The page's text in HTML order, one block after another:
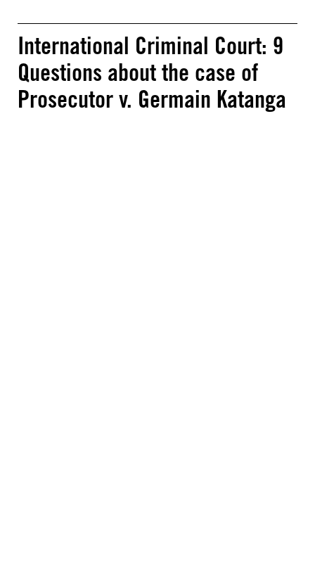
International Criminal Court: 9
Questions about the case of
Prosecutor v. Germain Katanga